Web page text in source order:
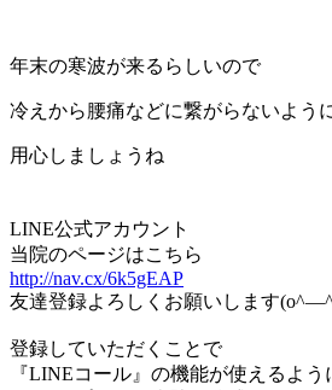
年末の寒波が来るらしいので
冷えから腰痛などに繋がらないよう
用心しましょうね
LINE公式アカウント
当院のページはこちら
http://nav.cx/6k5gEAP
友達登録よろしくお願いします
登録していただくことで
『LINEコール』の機能が使えるよう